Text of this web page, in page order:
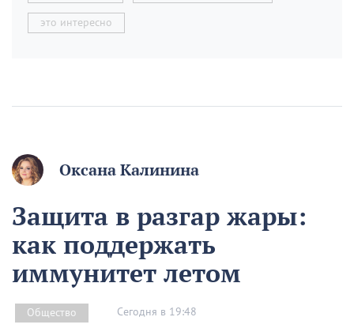
это интересно
Оксана Калинина
Защита в разгар жары:
как поддержать
иммунитет летом
Общество Сегодня в 19:48